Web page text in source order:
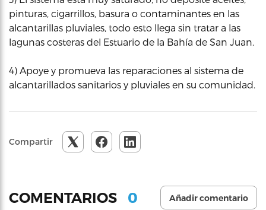
pinturas, cigarrillos, basura o contaminantes en las
alcantarillas pluviales, todo esto llega sin tratar a las
lagunas costeras del Estuario de la Bahía de San Juan.
4) Apoye y promueva las reparaciones al sistema de
alcantarillados sanitarios y pluviales en su comunidad.
Compartir
COMENTARIOS 0 Añadir comentario